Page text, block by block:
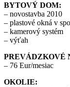
BYTOVÝ DOM:
– novostavba 2010
– plastové okná v
– kamerový systém
– výťah
PREVÁDZKOVÉ
– 76 Eur/mesiac
OKOLIE: